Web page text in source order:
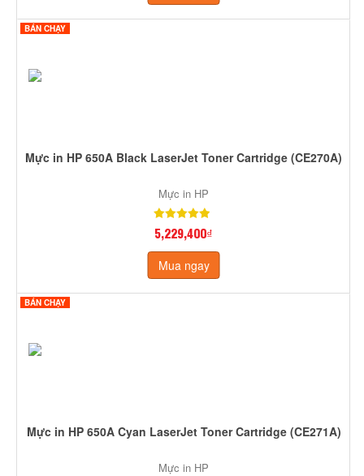
BÁN CHẠY
Mực in HP 650A Black LaserJet Toner Cartridge (CE270A)
Mực in HP
5,229,400₫
Mua ngay
BÁN CHẠY
Mực in HP 650A Cyan LaserJet Toner Cartridge (CE271A)
Mực in HP